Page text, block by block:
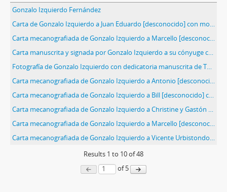
Gonzalo Izquierdo Fernández
Carta de Gonzalo Izquierdo a Juan Eduardo [desconocido] con motivo de la organización en torno a un Departamento [desconocido] vinculado a un análisis de la situación social, histórica y política en Chile
Carta mecanografiada de Gonzalo Izquierdo a Marcello [desconocido] con motivo de entregar un análisis de la situación social, histórica y política en Chile
Carta manuscrita y signada por Gonzalo Izquierdo a su cónyuge con motivo de entregar noticias relativas a su vida privada
Fotografía de Gonzalo Izquierdo con dedicatoria manuscrita de Teruca Silva Jaraquemada
Carta mecanografiada de Gonzalo Izquierdo a Antonio [desconocido] con motivo de entregar un análisis de la situación social, histórica y política en Chile
Carta mecanografiada de Gonzalo Izquierdo a Bill [desconocido] con motivo de entregar un análisis de la situación social, histórica y política en Chile
Carta mecanografiada de Gonzalo Izquierdo a Christine y Gastón [desconocidos] con motivo de entregar un análisis de la situación social, histórica y política en Chile
Carta mecanografiada de Gonzalo Izquierdo a Marcello [desconocido] con motivo de entregar un análisis de la situación social, histórica y política en Chile
Carta mecanografiada de Gonzalo Izquierdo a Vicente Urbistondo con motivo de entregar un análisis de la situación social, histórica y política en Chile
Results 1 to 10of 48
of 5